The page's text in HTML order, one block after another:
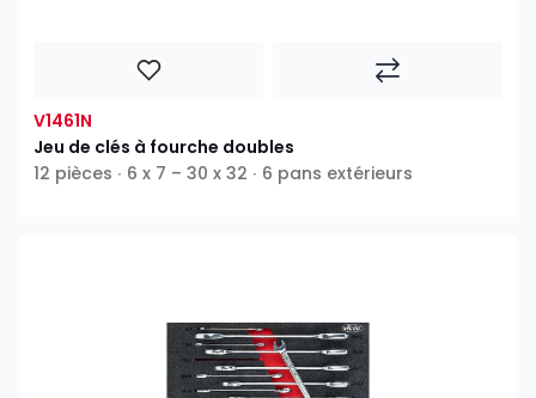
V1461N
Jeu de clés à fourche doubles
12 pièces ∙ 6 x 7 – 30 x 32 ∙ 6 pans extérieurs